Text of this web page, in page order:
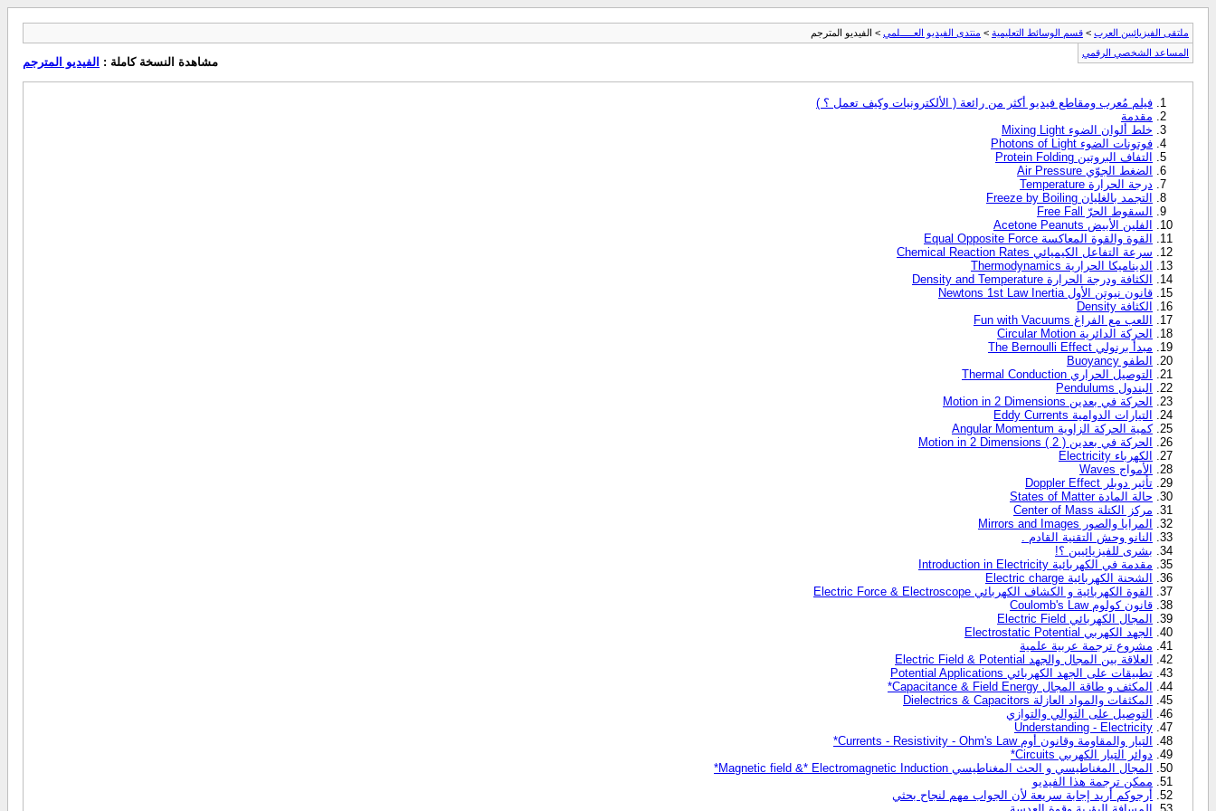
ملتقى الفيزيائيين العرب > قسم الوسائط التعليمية > منتدى الفيديو العـــــلمي > الفيديو المترجم
المساعد الشخصي الرقمي
مشاهدة النسخة كاملة : الفيديو المترجم
فيلم مُعرب ومقاطع فيديو أكثر من رائعة ( الألكترونيات وكيف تعمل ؟ )
مقدمة
خلط ألوان الضوء Mixing Light
فوتونات الضوء Photons of Light
التفاف البروتين Protein Folding
الضغط الجوّي Air Pressure
درجة الحرارة Temperature
التجمد بالغليان Freeze by Boiling
السقوط الحرّ Free Fall
الفلين الأبيض Acetone Peanuts
القوة والقوة المعاكسة Equal Opposite Force
سرعة التفاعل الكيميائي Chemical Reaction Rates
الديناميكا الحرارية Thermodynamics
الكثافة ودرجة الحرارة Density and Temperature
قانون نيوتن الأول Newtons 1st Law Inertia
الكثافة Density
اللعب مع الفراغ Fun with Vacuums
الحركة الدائرية Circular Motion
مبدأ برنولي The Bernoulli Effect
الطفو Buoyancy
التوصيل الحراري Thermal Conduction
البندول Pendulums
الحركة في بعدين Motion in 2 Dimensions
التيارات الدوامية Eddy Currents
كمية الحركة الزاوية Angular Momentum
الحركة في بعدين ( 2 ) Motion in 2 Dimensions
الكهرباء Electricity
الأمواج Waves
تأثير دوبلر Doppler Effect
حالة المادة States of Matter
مركز الكتلة Center of Mass
المرايا والصور Mirrors and Images
النانو وحش التقنية القادم .
بشرى للفيزيائيين ؟!
مقدمة في الكهربائية Introduction in Electricity
الشحنة الكهربائية Electric charge
القوة الكهربائية و الكشاف الكهربائي Electric Force & Electroscope
قانون كولوم Coulomb's Law
المجال الكهربائي Electric Field
الجهد الكهربي Electrostatic Potential
مشروع ترجمة عربية علمية
العلاقة بين المجال والجهد Electric Field & Potential
تطبيقات على الجهد الكهربائي Potential Applications
المكثف و طاقة المجال Capacitance & Field Energy*
المكثفات والمواد العازلة Dielectrics & Capacitors
التوصيل على التوالي والتوازي
Understanding - Electricity
التيار والمقاومة وقانون أوم Currents - Resistivity - Ohm's Law*
دوائر التيار الكهربي Circuits*
المجال المغناطيسي و الحث المغناطيسي Magnetic field &* Electromagnetic Induction*
ممكن ترجمة هذا الفيديو
أرجوكم أريد إجابة سريعة لأن الجواب مهم لنجاح بحثي